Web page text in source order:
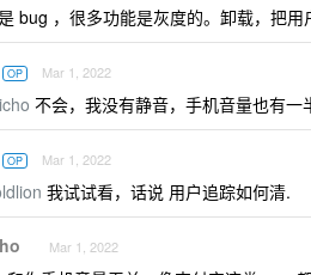
bug ，很多功能是灰度的。卸载，把
OP Mar 1, 2022
不会，我没有静音，手机音量也有一
OP Mar 1, 2022
我试试看，话说 用户追踪如何清.
Mar 1, 2022